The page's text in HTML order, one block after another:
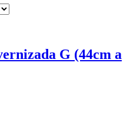
G (44cm a